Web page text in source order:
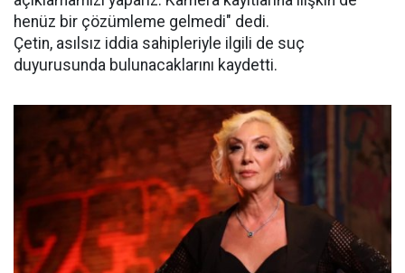
henüz bir çözümleme gelmedi" dedi.
Çetin, asılsız iddia sahipleriyle ilgili de suç
duyurusunda bulunacaklarını kaydetti.